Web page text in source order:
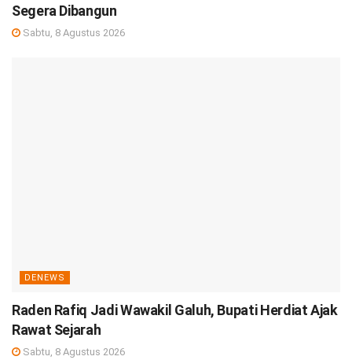
Segera Dibangun
Sabtu, 8 Agustus 2026
DENEWS
Raden Rafiq Jadi Wawakil Galuh, Bupati Herdiat Ajak
Rawat Sejarah
Sabtu, 8 Agustus 2026